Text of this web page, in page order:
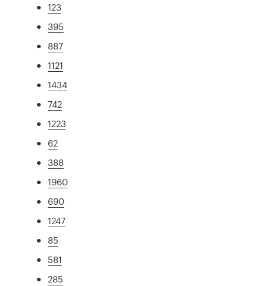
123
395
887
1121
1434
742
1223
62
388
1960
690
1247
85
581
285